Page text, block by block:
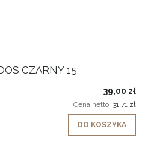
CZARNY 15
39,00 zł
Cena netto: 31,71 zł
DO KOSZYKA